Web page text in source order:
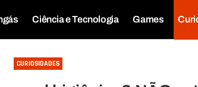
Ciência e Tecnologia Games
CURIOSIDADES